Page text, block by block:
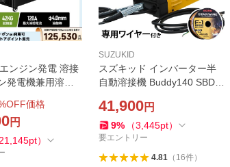
ンジン発電 溶接
発電機兼用溶接
エルダー 最大4.
100V/120A ア
軽量 イーノウ
価格
円
21,145pt）
SUZUKID
スズキッド インバーター半
自動溶接機 Buddy140 SBD-1
200V兼用/ノンガス専用) [ス
ター電器 SUZUKID]
41,900円
9% （3,445pt）
要エントリー
4.81（ 16件）